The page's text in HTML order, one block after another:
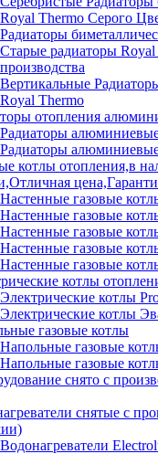
Royal Thermo Серого
Радиаторы
Старые радиаторы Royal
производства
Вертикальные
Royal Thermo
отопления
Радиаторы
Радиаторы
котлы отопления,в
Настенные газовые
Настенные газовые
Настенные газовые
Настенные газовые
Настенные газовые
котлы
Электрические котлы
Электрические котлы
газовые котлы
Напольные газовые
Напольные газовые
снято с
снятые с
Водонагреватели